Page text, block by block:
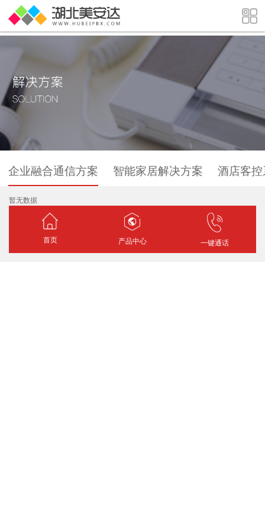
企业融合通信方案 智能家居解决方案 酒店客
暂无数据
首页 产品中心 一键通话